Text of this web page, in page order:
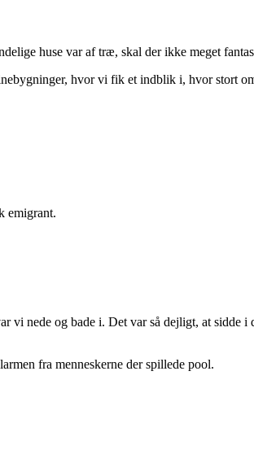
huse var af træ, skal der ikke meget
hvor vi fik et indblik i, hvor stort
emigrant.
nede og bade i. Det var så dejligt, at sidde
fra menneskerne der spillede pool.